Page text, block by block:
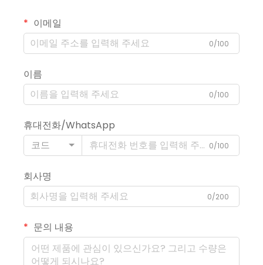
이메일
0/100
이름
0/100
휴대전화/WhatsApp
코드
0/100
회사명
0/200
문의 내용